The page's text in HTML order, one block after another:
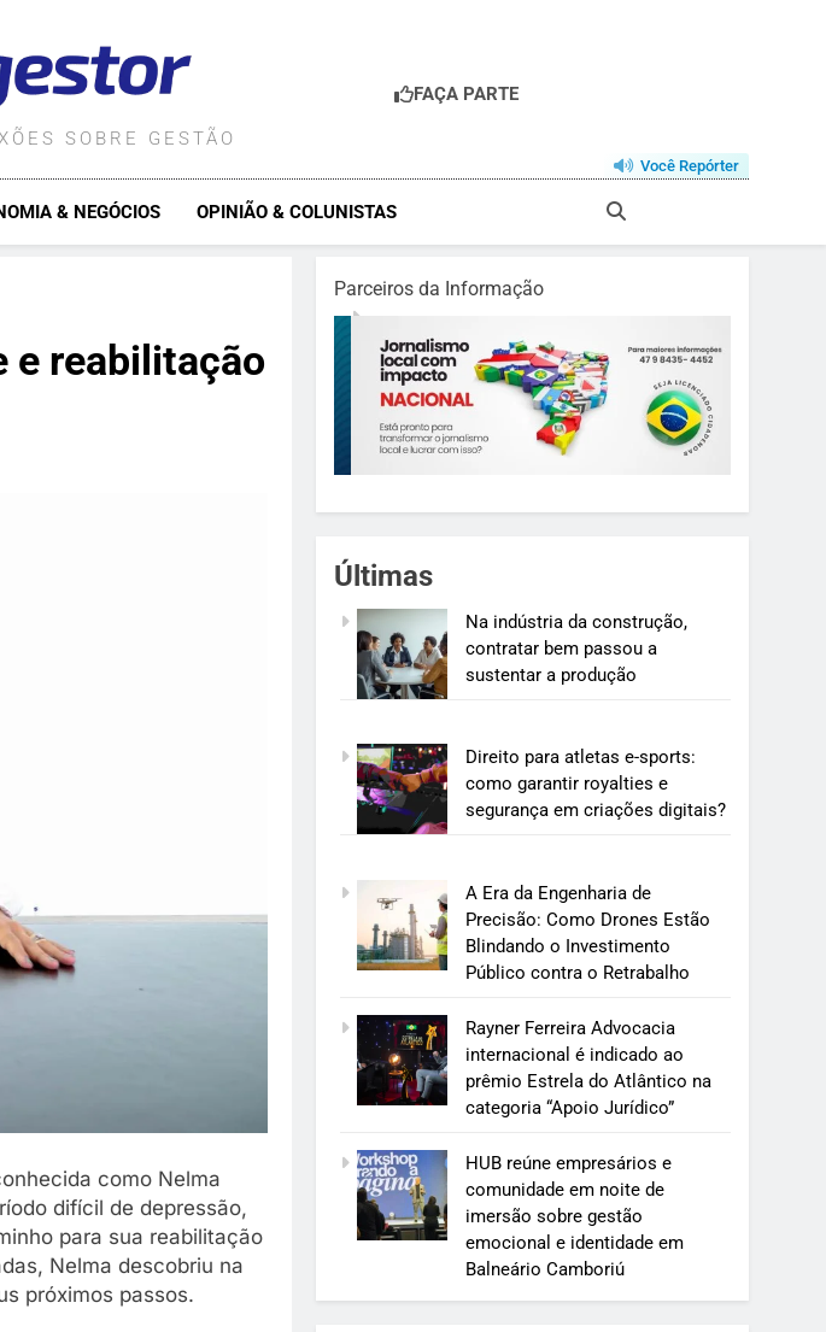
SOBRE GESTÃO
FAÇA PARTE
Você Repórter
& NEGÓCIOS OPINIÃO & COLUNISTAS
e reabilitação
como Nelma
difícil de depressão,
para sua reabilitação
Nelma descobriu na
próximos passos.
Parceiros da Informação
Últimas
Na indústria da construção,
contratar bem passou a
sustentar a produção
Direito para atletas e-sports:
como garantir royalties e
segurança em criações digitais?
A Era da Engenharia de
Precisão: Como Drones Estão
Blindando o Investimento
Público contra o Retrabalho
Rayner Ferreira Advocacia
internacional é indicado ao
prêmio Estrela do Atlântico na
categoria “Apoio Jurídico”
HUB reúne empresários e
comunidade em noite de
imersão sobre gestão
emocional e identidade em
Balneário Camboriú